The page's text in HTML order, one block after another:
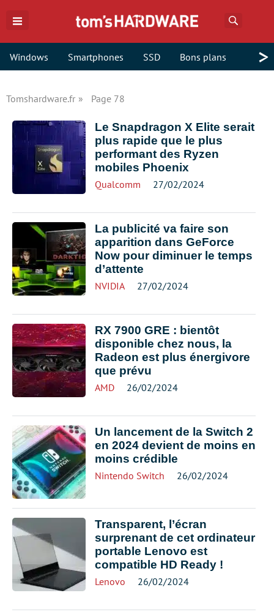
Windows Smartphones SSD Bons plans >
Tomshardware.fr Page 78
Le Snapdragon X Elite serait
plus rapide que le plus
performant des Ryzen
mobiles Phoenix
Qualcomm 27/02/2024
La publicité va faire son
apparition dans GeForce
Now pour diminuer le temps
d’attente
NVIDIA 27/02/2024
RX 7900 GRE : bientôt
disponible chez nous, la
Radeon est plus énergivore
que prévu
AMD 26/02/2024
Un lancement de la Switch 2
en 2024 devient de moins en
moins crédible
Nintendo Switch 26/02/2024
Transparent, l’écran
surprenant de cet ordinateur
portable Lenovo est
compatible HD Ready !
Lenovo 26/02/2024